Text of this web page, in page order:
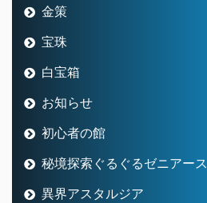
金策
宝珠
白宝箱
お知らせ
初心者の館
秘境探索ぐるぐるゼニアース
異界アスタルジア